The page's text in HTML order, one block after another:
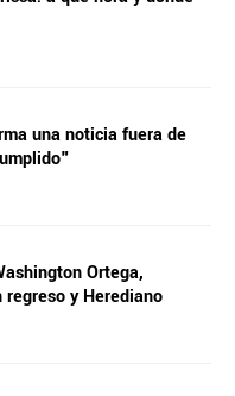
una noticia fuera de
Ortega,
regreso y Herediano